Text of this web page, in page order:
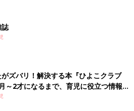
ズバリ！解決する本『ひよこクラブ
2才になるまで、育児に役立つ情報が